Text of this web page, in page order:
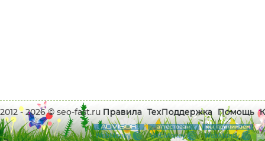
2012 - 2026 © seo-fast.ru Правила ТехПоддержка Помощь